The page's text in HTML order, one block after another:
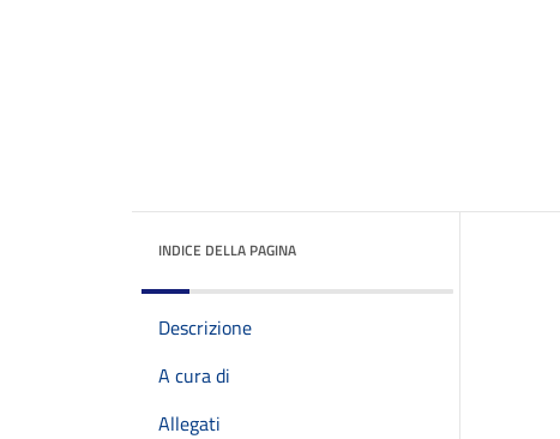
INDICE DELLA PAGINA
Descrizione
A cura di
Allegati